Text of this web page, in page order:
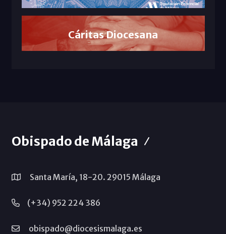
Cáritas Diocesana
Obispado de Málaga
Santa María, 18-20. 29015 Málaga
(+34) 952 224 386
obispado@diocesismalaga.es